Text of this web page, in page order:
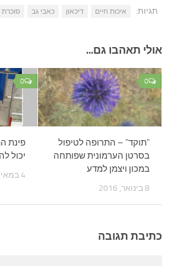
תגיות: איכות חיים דיכאון כאבי גב סוכרת
אולי תאהבו גם...
0
פינת
יכול
4 במאי, 2017
0
"תוקד" – התרופה לטיפול
בסרטן הערמונית שפותחה
במכון ויצמן למדע
8 בינואר, 2016
כתיבת תגובה